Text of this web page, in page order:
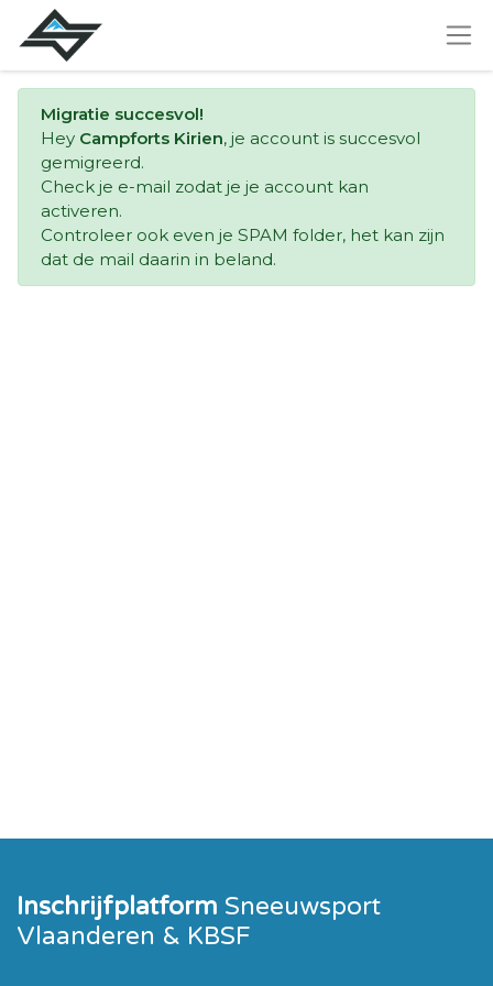
Migratie succesvol!
Hey Campforts Kirien, je account is succesvol
gemigreerd.
Check je e-mail zodat je je account kan
activeren.
Controleer ook even je SPAM folder, het kan zijn
dat de mail daarin in beland.
Inschrijfplatform Sneeuwsport
Vlaanderen & KBSF